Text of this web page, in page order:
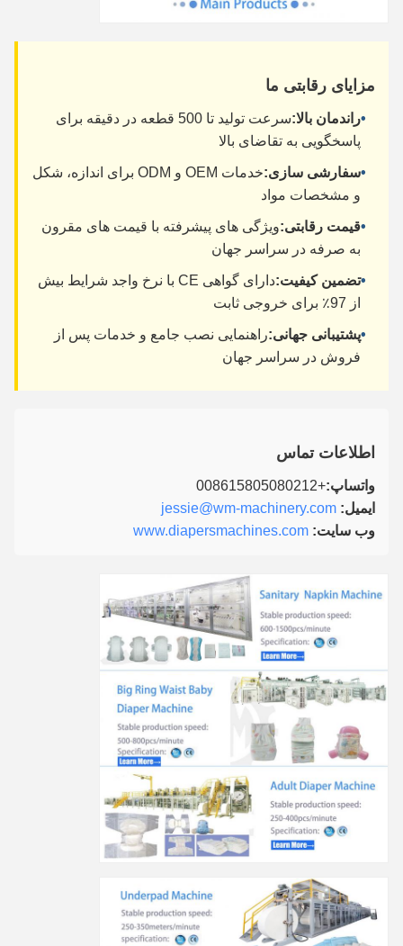
مزایای رقابتی ما
•راندمان بالا:
سرعت تولید تا 500 قطعه در دقیقه برای
پاسخگویی به تقاضای بالا
•سفارشی سازی:
خدمات OEM و ODM برای اندازه، شکل
و مشخصات مواد
•قیمت رقابتی:ویژگی های پیشرفته با قیمت های مقرون
به صرفه در سراسر جهان
•تضمین کیفیت:
دارای گواهی CE با نرخ واجد شرایط بیش
از 97٪ برای خروجی ثابت
•پشتیبانی جهانی:راهنمایی نصب جامع و خدمات پس از
فروش در سراسر جهان
اطلاعات تماس
واتساپ:+008615805080212
ایمیل: jessie@wm-machinery.com
وب سایت: www.diapersmachines.com